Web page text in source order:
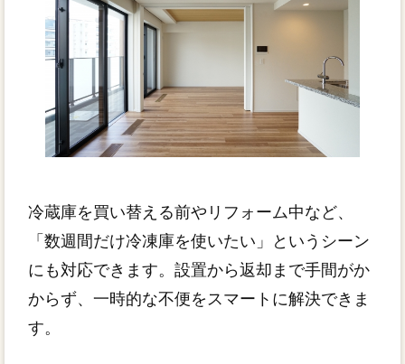
冷蔵庫を買い替える前やリフォーム中など、
「数週間だけ冷凍庫を使いたい」というシーン
にも対応できます。設置から返却まで手間がか
からず、一時的な不便をスマートに解決できま
す。